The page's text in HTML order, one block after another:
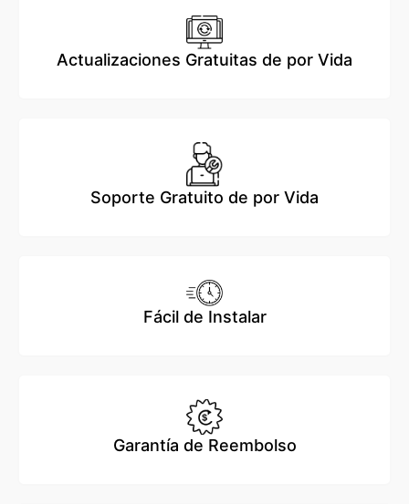
Actualizaciones Gratuitas de por Vida
Soporte Gratuito de por Vida
Fácil de Instalar
Garantía de Reembolso